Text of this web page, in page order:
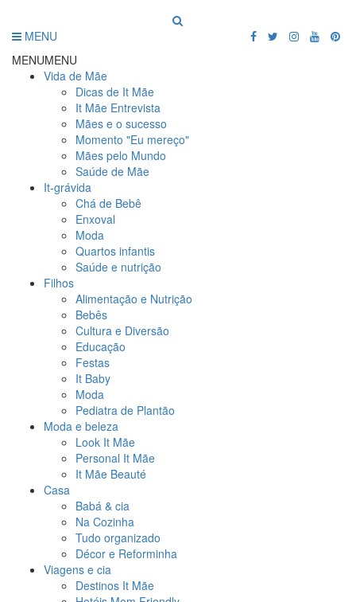
MENU
MENUMENU
Vida de Mãe
Dicas de It Mãe
It Mãe Entrevista
Mães e o sucesso
Momento "Eu mereço"
Mães pelo Mundo
Saúde de Mãe
It-grávida
Chá de Bebê
Enxoval
Moda
Quartos infantis
Saúde e nutrição
Filhos
Alimentação e Nutrição
Bebês
Cultura e Diversão
Educação
Festas
It Baby
Moda
Pediatra de Plantão
Moda e beleza
Look It Mãe
Personal It Mãe
It Mãe Beauté
Casa
Babá & cia
Na Cozinha
Tudo organizado
Décor e Reforminha
Viagens e cia
Destinos It Mãe